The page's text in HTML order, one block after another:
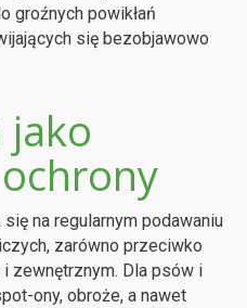
groźnych powikłań
się bezobjawowo
jako
na regularnym podawaniu
zarówno przeciwko
zewnętrznym. Dla psów i
ony, obroże, a nawet